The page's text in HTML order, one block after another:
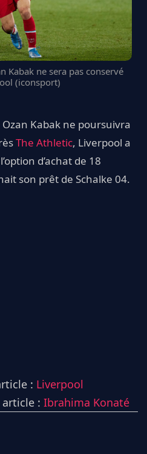
Kabak ne sera pas conservé
(iconsport)
Kabak ne poursuivra
The Athletic, Liverpool a
d’achat de 18
son prêt de Schalke 04.
: Liverpool
article : Ibrahima Konaté